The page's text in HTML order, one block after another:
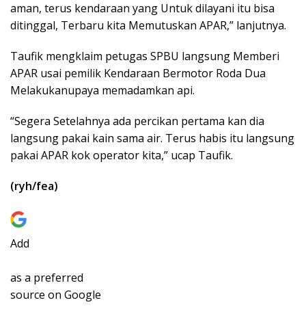
aman, terus kendaraan yang Untuk dilayani itu bisa
ditinggal, Terbaru kita Memutuskan APAR,” lanjutnya.
Taufik mengklaim petugas SPBU langsung Memberi
APAR usai pemilik Kendaraan Bermotor Roda Dua
Melakukanupaya memadamkan api.
“Segera Setelahnya ada percikan pertama kan dia
langsung pakai kain sama air. Terus habis itu langsung
pakai APAR kok operator kita,” ucap Taufik.
(ryh/fea)
Add
as a preferred
source on Google